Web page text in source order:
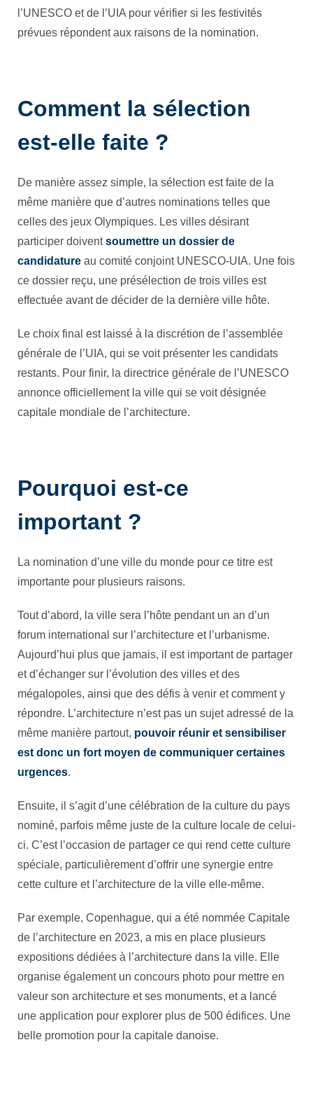
l’UNESCO et de l’UIA pour vérifier si les festivités
prévues répondent aux raisons de la nomination.
Comment la sélection
est-elle faite ?
De manière assez simple, la sélection est faite de la
même manière que d’autres nominations telles que
celles des jeux Olympiques. Les villes désirant
participer doiventsoumettre un dossier de
candidature au comité conjoint UNESCO-UIA. Une fois
ce dossier reçu, une présélection de trois villes est
effectuée avant de décider de la dernière ville hôte.
Le choix final est laissé à la discrétion de l’assemblée
générale de l’UIA, qui se voit présenter les candidats
restants. Pour finir, la directrice générale de l’UNESCO
annonce officiellement la ville qui se voit désignée
capitale mondiale de l’architecture.
Pourquoi est-ce
important ?
La nomination d’une ville du monde pour ce titre est
importante pour plusieurs raisons.
Tout d’abord, la ville sera l’hôte pendant un an d’un
forum international sur l’architecture et l’urbanisme.
Aujourd’hui plus que jamais, il est important de partager
et d’échanger sur l’évolution des villes et des
mégalopoles, ainsi que des défis à venir et comment y
répondre. L’architecture n’est pas un sujet adressé de la
même manière partout, pouvoir réunir et sensibiliser
est donc un fort moyen de communiquer certaines
urgences.
Ensuite, il s’agit d’une célébration de la culture du pays
nominé, parfois même juste de la culture locale de celui-
ci. C’est l’occasion de partager ce qui rend cette culture
spéciale, particulièrement d’offrir une synergie entre
cette culture et l’architecture de la ville elle-même.
Par exemple, Copenhague, qui a été nommée Capitale
de l’architecture en 2023, a mis en place plusieurs
expositions dédiées à l’architecture dans la ville. Elle
organise également un concours photo pour mettre en
valeur son architecture et ses monuments, et a lancé
une application pour explorer plus de 500 édifices. Une
belle promotion pour la capitale danoise.